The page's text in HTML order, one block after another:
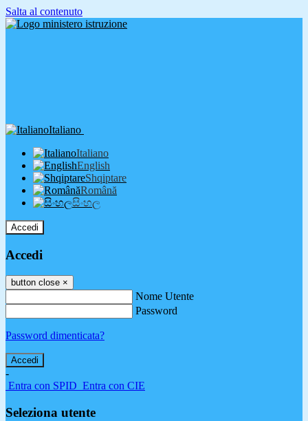
Salta al contenuto
Italiano
Italiano
English
Shqiptare
Română
සිංහල
Accedi
Accedi
button close ×
Nome Utente
Password
Password dimenticata?
-
Entra con SPID Entra con CIE
Seleziona utente